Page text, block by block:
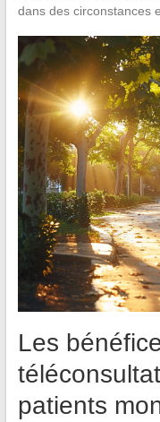
dans des circonstances
Les
patients